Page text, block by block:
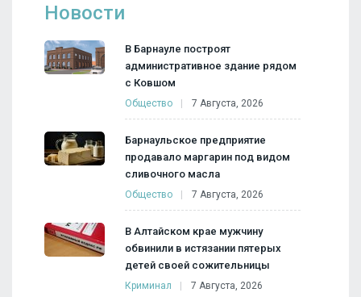
Новости
В Барнауле построят
административное здание рядом
с Ковшом
Общество 7 Августа, 2026
Барнаульское предприятие
продавало маргарин под видом
сливочного масла
Общество 7 Августа, 2026
В Алтайском крае мужчину
обвинили в истязании пятерых
детей своей сожительницы
Криминал 7 Августа, 2026